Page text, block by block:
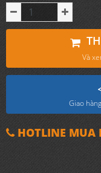
Và
Giao
HOTLINE MUA